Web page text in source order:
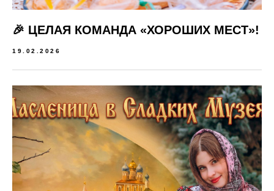
🎉 ЦЕЛАЯ КОМАНДА «ХОРОШИХ МЕСТ»!
19.02.2026